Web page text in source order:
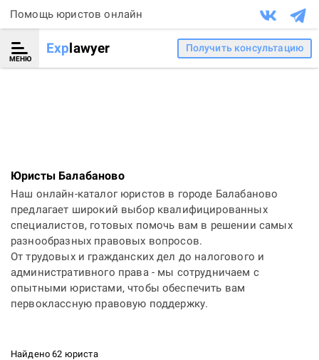
Помощь юристов онлайн
МЕНЮ
Explawyer Получить консультацию
Юристы Балабаново
Наш онлайн-каталог юристов в городе Балабаново
предлагает широкий выбор квалифицированных
специалистов, готовых помочь вам в решении самых
разнообразных правовых вопросов.
От трудовых и гражданских дел до налогового и
административного права - мы сотрудничаем с
опытными юристами, чтобы обеспечить вам
первоклассную правовую поддержку.
Найдено 62 юриста